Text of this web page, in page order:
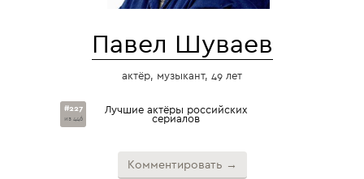
Павел Шуваев
актёр, музыкант, 49 лет
#227
из 446
Лучшие актёры российских
сериалов
Комментировать →